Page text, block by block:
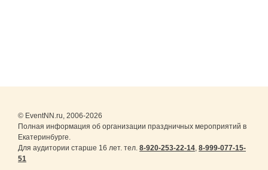
© EventNN.ru, 2006-2026
Полная информация об организации праздничных мероприятий в
Екатеринбурге.
Для аудитории старше 16 лет. тел. 8-920-253-22-14, 8-999-077-15-
51